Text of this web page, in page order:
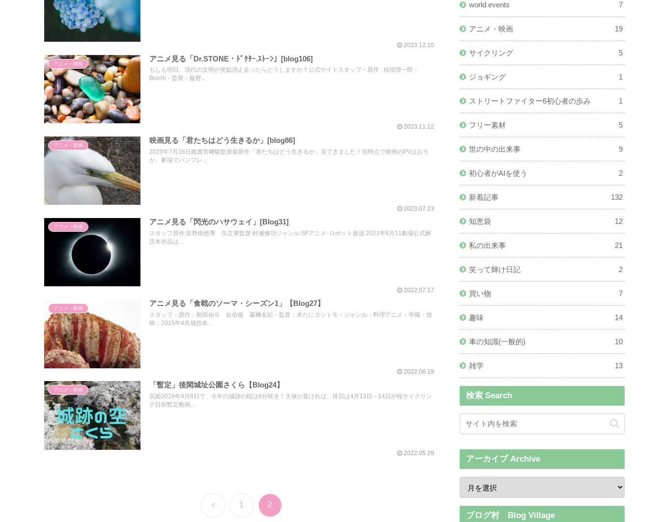
2023.12.10
アニメ・映画
アニメ見る「Dr.STONE・ﾄﾞｸﾀｰ.ｽﾄｰﾝ」[blog106]
もしも明日、現代の文明が突如消え去ったらどうしますか？公式サイトスタッフ・原作 : 稲垣理一郎・
Boichi・監督：飯野...
2023.11.12
アニメ・映画
映画見る「君たちはどう生きるか」[blog86]
2023年7月16日鑑賞宮﨑駿監督最新作「君たちはどう生きるか」見てきました！現時点で映画のPVはおろ
か、劇場でパンフレ...
2023.07.23
アニメ・映画
アニメ見る「閃光のハサウェイ」[Blog31]
スタッフ原作:富野由悠季 矢立肇監督:村瀬修功ジャンル:SFアニメ･ロボット放送:2021年6月11劇場公式解
説本作品は...
2022.07.17
アニメ・映画
アニメ見る「食戟のソーマ・シーズン1」【Blog27】
スタッフ・原作：附田祐斗 佐伯俊 森﨑友紀・監督：米たにヨシトモ・ジャンル：料理アニメ・学園・放
映：2015年4月感想本...
2022.06.19
アニメ・映画
「暫定」後閑城址公園さくら【Blog24】
花姫2024年4月8日で、今年の城跡の桜は6分咲き！天候が良ければ、休日は4月13日～14日が桜サイクリン
グ日和暫定動画...
2022.05.29
前 1 2
world events 7
アニメ・映画 19
サイクリング 5
ジョギング 1
ストリートファイター6初心者の歩み 1
フリー素材 5
世の中の出来事 9
初心者がAIを使う 2
新着記事 132
知恵袋 12
私の出来事 21
笑って輝け日記 2
買い物 7
趣味 14
車の知識(一般的) 10
雑学 13
検索 Search
アーカイブ Archive
ブログ村 Blog Village